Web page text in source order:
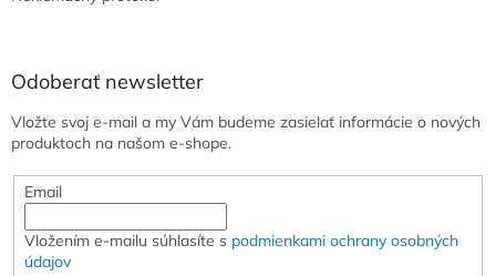
Odoberať newsletter
Vložte svoj e-mail a my Vám budeme zasielať informácie o nových
produktoch na našom e-shope.
Email
Vložením e-mailu súhlasíte s podmienkami ochrany osobných
údajov